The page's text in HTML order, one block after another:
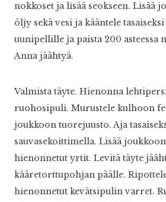
nokkoset ja lisää seokseen. Lisää
öljy sekä vesi ja kääntele
uunipellille ja paista 200 asteessa
Anna jäähtyä.
Valmista täyte. Hienonna
ruohosipuli. Murustele kulhoon
joukkoon tuorejuusto. Aja
sauvasekoittimella. Lisää
hienonnetut yrtit. Levitä täyte
kääretorttupohjan päälle.
hienonnetut kevätsipulin varret.